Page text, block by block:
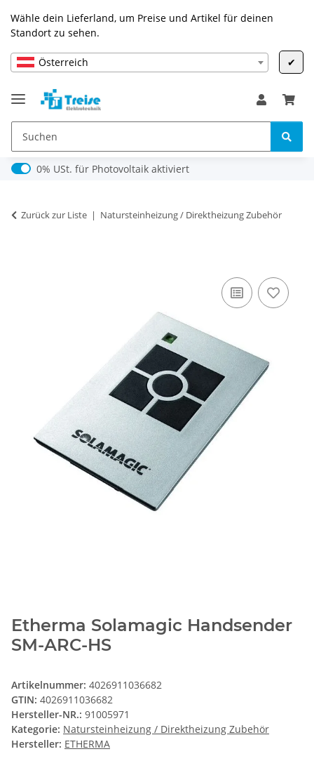
Wähle dein Lieferland, um Preise und Artikel für deinen
Standort zu sehen.
Österreich ✔
0% USt. für Photovoltaik (§ 12 Abs. 3 UStG)
0% USt. für Photovoltaik aktiviert
Zurück zur Liste Natursteinheizung / Direktheizung Zubehör
Etherma Solamagic Handsender
SM-ARC-HS
Artikelnummer: 4026911036682
GTIN: 4026911036682
Hersteller-NR.: 91005971
Kategorie: Natursteinheizung / Direktheizung Zubehör
Hersteller: ETHERMA